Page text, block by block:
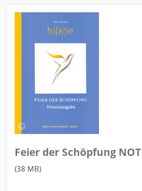
Feier der Schöpfung
(38 MB)